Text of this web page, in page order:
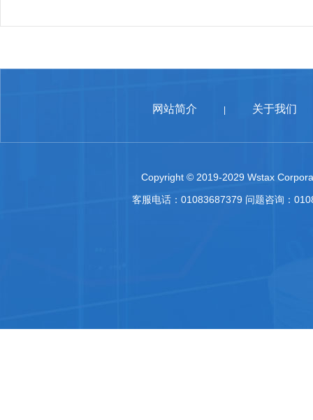
网站简介 关于我们
Copyright © 2019-2029 Wstax
客服电话：01083687379 问题咨询：